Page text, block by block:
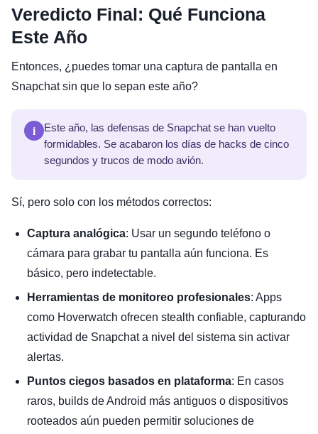
Veredicto Final: Qué Funciona
Este Año
Entonces, ¿puedes tomar una captura de pantalla en
Snapchat sin que lo sepan este año?
i
Este año, las defensas de Snapchat se han vuelto
formidables. Se acabaron los días de hacks de cinco
segundos y trucos de modo avión.
Sí, pero solo con los métodos correctos:
Captura analógica: Usar un segundo teléfono o
cámara para grabar tu pantalla aún funciona. Es
básico, pero indetectable.
Herramientas de monitoreo profesionales: Apps
como Hoverwatch ofrecen stealth confiable, capturando
actividad de Snapchat a nivel del sistema sin activar
alertas.
Puntos ciegos basados en plataforma: En casos
raros, builds de Android más antiguos o dispositivos
rooteados aún pueden permitir soluciones de